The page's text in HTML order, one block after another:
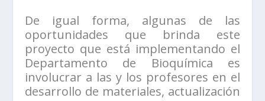
De igual forma, algunas de las
oportunidades que brinda este
proyecto que está implementando el
Departamento de Bioquímica es
involucrar a las y los profesores en el
desarrollo de materiales, actualización